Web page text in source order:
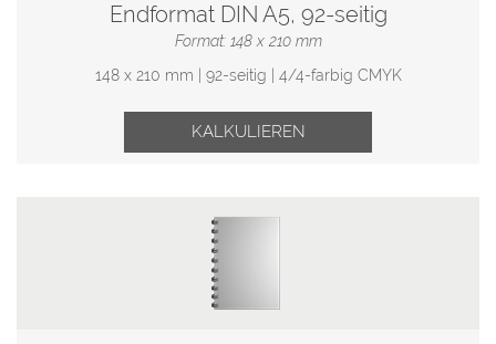
Endformat DIN A5, 92-seitig
Format: 148 x 210 mm
148 x 210 mm | 92-seitig | 4/4-farbig CMYK
KALKULIEREN